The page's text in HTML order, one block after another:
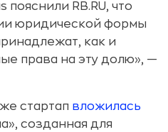
пояснили RB.RU, что
юридической формы
как и
права на эту долю», —
стартап вложилась
созданная для